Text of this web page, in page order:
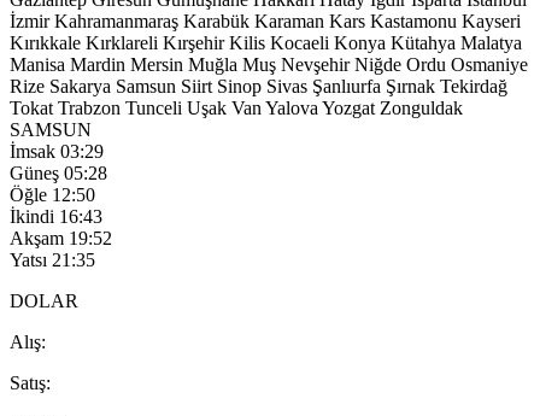
İzmir Kahramanmaraş Karabük Karaman Kars Kastamonu Kayseri
Kırıkkale Kırklareli Kırşehir Kilis Kocaeli Konya Kütahya Malatya
Manisa Mardin Mersin Muğla Muş Nevşehir Niğde Ordu Osmaniye
Rize Sakarya Samsun Siirt Sinop Sivas Şanlıurfa Şırnak Tekirdağ
Tokat Trabzon Tunceli Uşak Van Yalova Yozgat Zonguldak
SAMSUN
İmsak 03:29
Güneş 05:28
Öğle 12:50
İkindi 16:43
Akşam 19:52
Yatsı 21:35
DOLAR
Alış:
Satış: